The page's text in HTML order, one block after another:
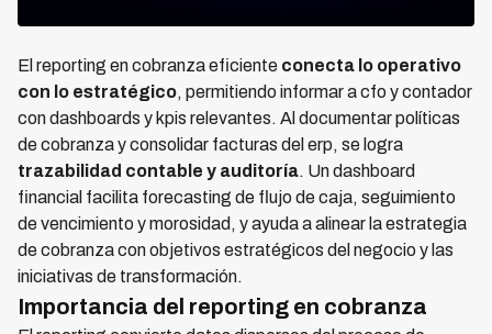
El reporting en cobranza eficiente conecta lo operativo
con lo estratégico, permitiendo informar a cfo y contador
con dashboards y kpis relevantes. Al documentar políticas
de cobranza y consolidar facturas del erp, se logra
trazabilidad contable y auditoría. Un dashboard
financial facilita forecasting de flujo de caja, seguimiento
de vencimiento y morosidad, y ayuda a alinear la estrategia
de cobranza con objetivos estratégicos del negocio y las
iniciativas de transformación.
Importancia del reporting en cobranza